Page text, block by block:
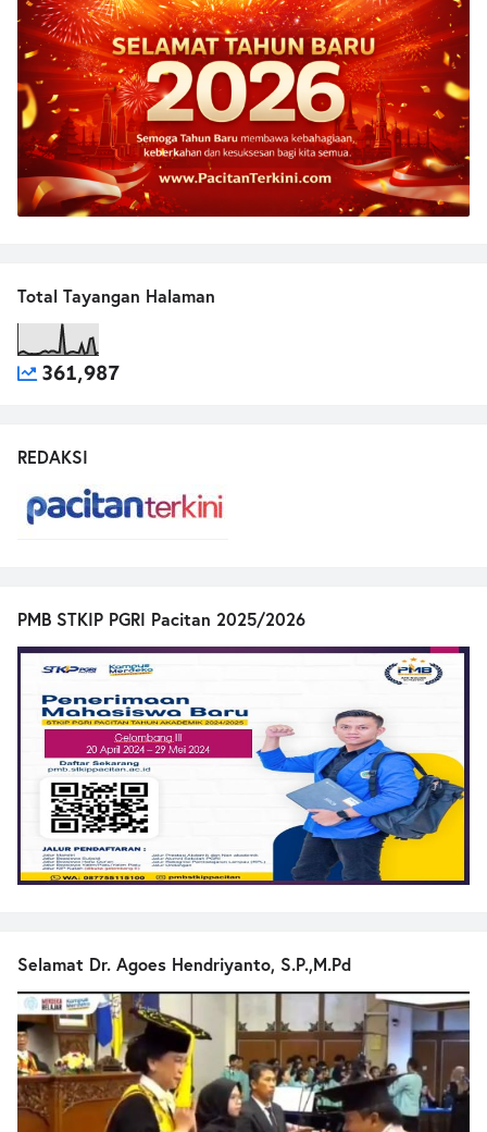
Total Tayangan Halaman
361,987
REDAKSI
PMB STKIP PGRI Pacitan 2025/2026
Selamat Dr. Agoes Hendriyanto, S.P.,M.Pd